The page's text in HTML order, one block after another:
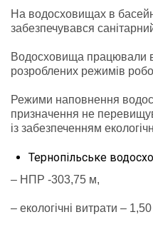
На водосховищах в
забезпечувався
Водосховища працювали
розроблених режимів
Режими наповнення
призначення не
із забезпеченням
Тернопільське
– НПР -303,75 м,
– екологічні витрати –